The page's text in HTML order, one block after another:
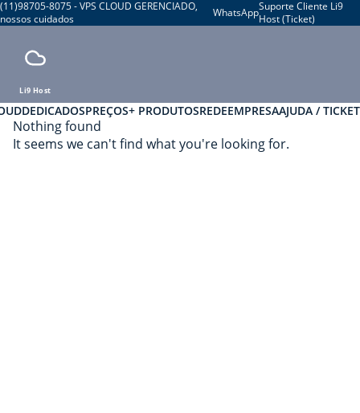
(11)98705-8075 - VPS CLOUD GERENCIADO,
nossos cuidados
WhatsAppSuporte Cliente Li9
Host (Ticket)
Li9 Host
DEDICADOSPREÇOS+ PRODUTOSREDEEMPRESAAJUDA / TICKET
Nothing found
It seems we can't find what you're looking for.